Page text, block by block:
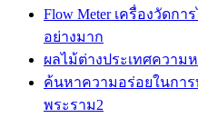
Flow Meter เครื่องวัด
อย่างมาก
ผลไม้ต่างประเทศควา
ค้นหาความอร่อยในกา
พระราม2